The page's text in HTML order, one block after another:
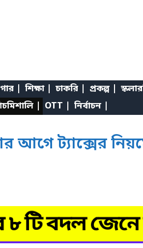
| শিক্ষা | চাকরি | প্রকল্প |
| OTT | নির্বাচন |
ট্যাক্সের